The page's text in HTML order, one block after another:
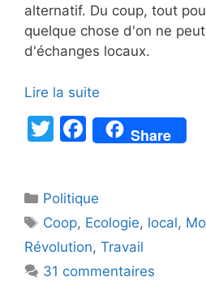
alternatif. Du coup, tout
quelque chose d'on ne
d'échanges locaux.
Lire la suite
T
er
F
a
e
b
o
o
Share
Catégories
Politique
Étiquettes
Coop, Ecologie, local,
Révolution, Travail
31 commentaires